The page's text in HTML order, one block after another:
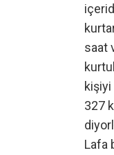
saat
kişiyi
327
Lafa